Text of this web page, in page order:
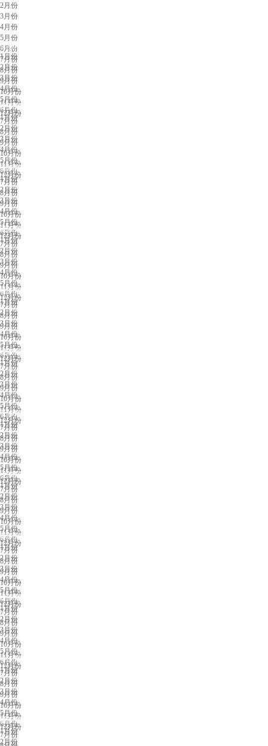
2月份
3月份
4月份
5月份
6月份
7月份
8月份
9月份
10月份
11月份
12月份
上海展会排期
1月份
2月份
3月份
4月份
5月份
6月份
7月份
8月份
9月份
10月份
11月份
12月份
广州展会排期
1月份
2月份
3月份
4月份
5月份
6月份
7月份
8月份
9月份
10月份
11月份
12月份
深圳展会排期
1月份
2月份
3月份
4月份
5月份
6月份
7月份
8月份
9月份
10月份
11月份
12月份
武汉展会排期
1月份
2月份
3月份
4月份
5月份
6月份
7月份
8月份
9月份
10月份
11月份
12月份
杭州展会排期
1月份
2月份
3月份
4月份
5月份
6月份
7月份
8月份
9月份
10月份
11月份
12月份
成都展会排期
1月份
2月份
3月份
4月份
5月份
6月份
7月份
8月份
9月份
10月份
11月份
12月份
长沙展会排期
1月份
2月份
3月份
4月份
5月份
6月份
7月份
8月份
9月份
10月份
11月份
12月份
义乌展会排期
1月份
2月份
3月份
4月份
5月份
6月份
7月份
8月份
9月份
10月份
11月份
12月份
苏州展会排期
1月份
2月份
3月份
4月份
5月份
6月份
7月份
8月份
9月份
10月份
11月份
12月份
济南展会排期
1月份
2月份
3月份
4月份
5月份
6月份
7月份
8月份
9月份
10月份
11月份
12月份
中山展会排期
1月份
2月份
3月份
4月份
5月份
6月份
7月份
重庆展会排期
1月份
2月份